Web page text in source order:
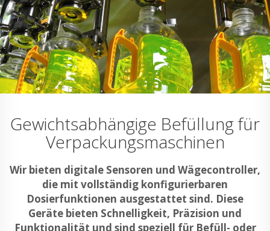
Gewichtsabhängige Befüllung für
Verpackungsmaschinen
Wir bieten digitale Sensoren und Wägecontroller,
die mit vollständig konfigurierbaren
Dosierfunktionen ausgestattet sind. Diese
Geräte bieten Schnelligkeit, Präzision und
Funktionalität und sind speziell für Befüll- oder